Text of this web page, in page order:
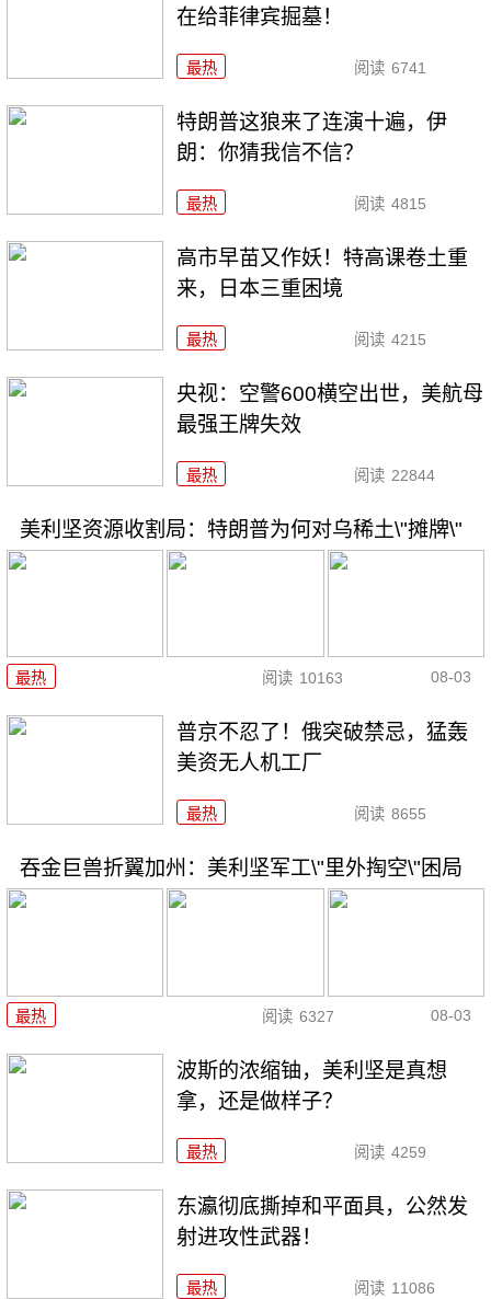
在给菲律宾掘墓！
最热 阅读 6741
特朗普这狼来了连演十遍，伊
朗：你猜我信不信？
最热 阅读 4815
高市早苗又作妖！特高课卷土重
来，日本三重困境
最热 阅读 4215
央视：空警600横空出世，美航母
最强王牌失效
最热 阅读 22844
美利坚资源收割局：特朗普为何对乌稀土\"摊牌\"
最热 阅读 10163 08-03
普京不忍了！俄突破禁忌，猛轰
美资无人机工厂
最热 阅读 8655
吞金巨兽折翼加州：美利坚军工\"里外掏空\"困局
最热 阅读 6327 08-03
波斯的浓缩铀，美利坚是真想
拿，还是做样子？
最热 阅读 4259
东瀛彻底撕掉和平面具，公然发
射进攻性武器！
最热 阅读 11086